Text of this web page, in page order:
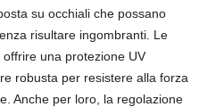
su occhiali che possano
risultare ingombranti. Le
una protezione UV
robusta per resistere alla forza
Anche per loro, la regolazione